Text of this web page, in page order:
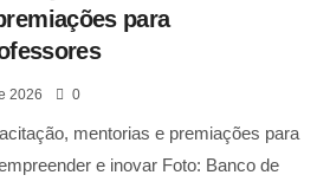
para
2026 0
mentorias e premiações para
e inovar Foto: Banco de